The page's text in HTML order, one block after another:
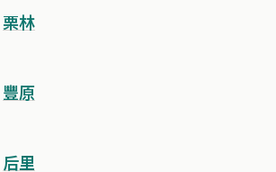
栗林
豐原
后里